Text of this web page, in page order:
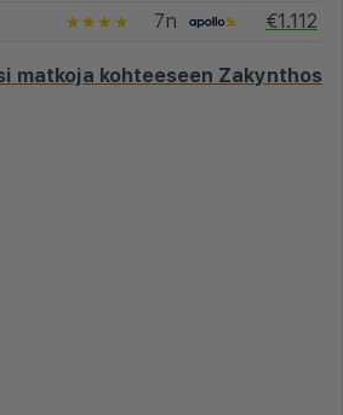
★★★★ 7n €1.112
matkoja kohteeseen Zakynthos